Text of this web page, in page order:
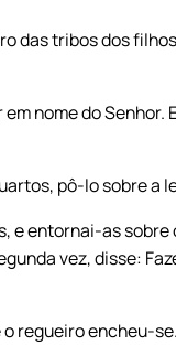
das tribos dos
nome do
pô-lo sobre a
e entornai-as
vez, disse:
regueiro encheu-se.